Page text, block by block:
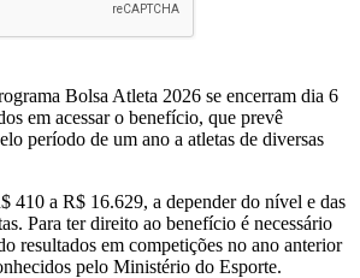
Bolsa Atleta 2026 se encerram dia 6
em acessar o benefício, que prevê
período de um ano a atletas de diversas
410 a R$ 16.629, a depender do nível e das
Para ter direito ao benefício é necessário
resultados em competições no ano anterior
pelo Ministério do Esporte.